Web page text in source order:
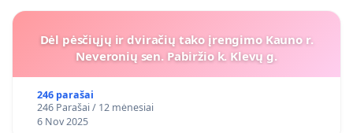
Dėl pėsčiųjų ir dviračių tako įrengimo Kauno r.
Neveronių sen. Pabiržio k. Klevų g.
246 parašai
246 Parašai / 12 mėnesiai
6 Nov 2025